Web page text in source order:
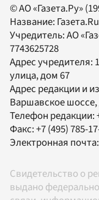
© АО «Газета.Ру»
Название: Газета.Ru
Учредитель:АО
7743625728
Адрес учредителя:
улица, дом 67
Адрес редакции и
Варшавское шоссе,
Телефон редакции:
Факс:+7 (495) 785-
Электронная почта:
Свидетельство о
выдано